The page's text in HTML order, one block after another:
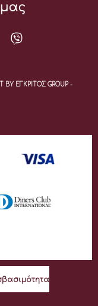
BY ΕΓΚΡΙΤΟΣ GROUP -